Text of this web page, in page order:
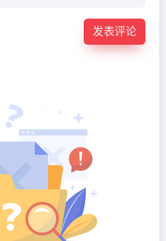
发表评论